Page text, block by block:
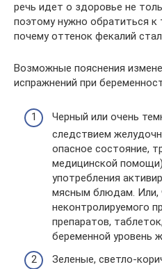
речь идет о здоровье не
поэтому нужно обратиться к
почему оттенок фекалий
Возможные пояснения
испражнений при
Черный или очень
следствием
опасное состояние,
медицинской
употребления
мясным блюдам. Или,
неконтролируемого
препаратов,
беременной уровень
Зеленые, светло-